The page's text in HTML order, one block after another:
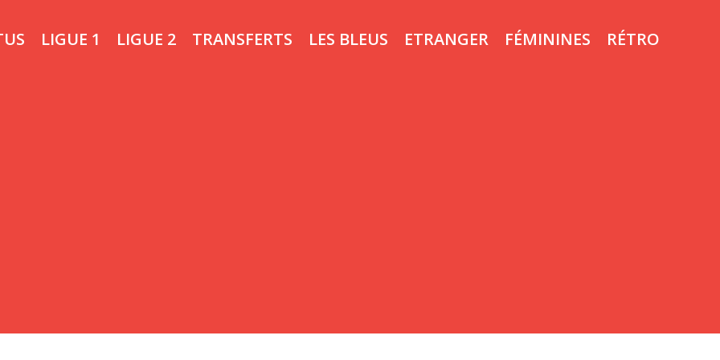
LIGUE 1 LIGUE 2 TRANSFERTS LES BLEUS ETRANGER FÉMININES RÉTRO